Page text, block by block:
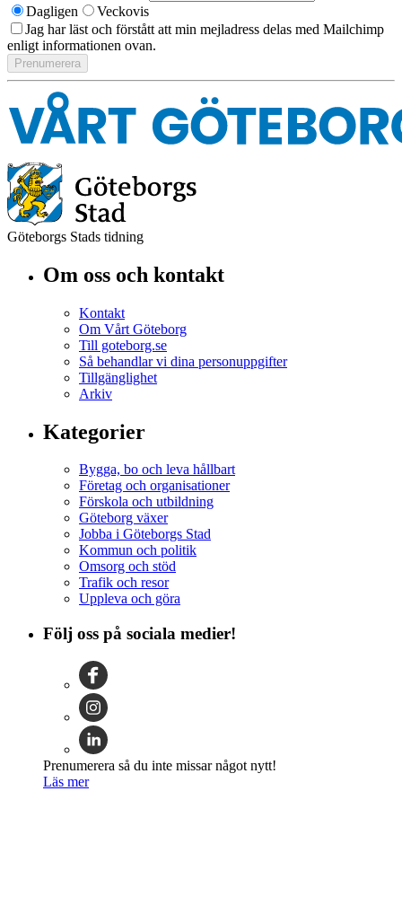
Dagligen
Veckovis
Jag har läst och förstått att min mejladress delas med Mailchimp
enligt informationen ovan.
Göteborgs Stads tidning
Om oss och kontakt
Kontakt
Om Vårt Göteborg
Till goteborg.se
Så behandlar vi dina personuppgifter
Tillgänglighet
Arkiv
Kategorier
Bygga, bo och leva hållbart
Företag och organisationer
Förskola och utbildning
Göteborg växer
Jobba i Göteborgs Stad
Kommun och politik
Omsorg och stöd
Trafik och resor
Uppleva och göra
Följ oss på sociala medier!
Prenumerera så du inte missar något nytt!
Läs mer